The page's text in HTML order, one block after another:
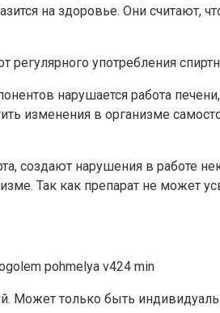
на здоровье. Они считают,
употребления
нарушается работа
изменения в организме
нарушения в работе
Так как препарат не может
Может только быть